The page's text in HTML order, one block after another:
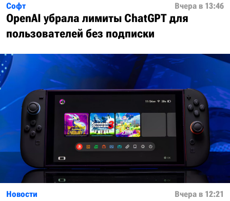
Софт Вчера в 13:46
OpenAI убрала лимиты ChatGPT для
пользователей без подписки
Новости Вчера в 12:21